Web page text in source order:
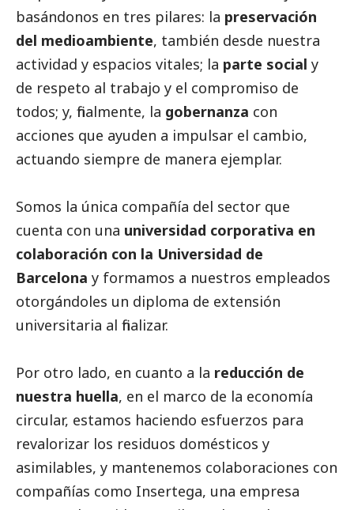
basándonos en tres pilares: la preservación
del medioambiente, también desde nuestra
actividad y espacios vitales; la parte social y
de respeto al trabajo y el compromiso de
todos; y, finalmente, la gobernanza con
acciones que ayuden a impulsar el cambio,
actuando siempre de manera ejemplar.
Somos la única compañía del sector que
cuenta con una universidad corporativa en
colaboración con la Universidad de
Barcelona y formamos a nuestros empleados
otorgándoles un diploma de extensión
universitaria al finalizar.
Por otro lado, en cuanto a la reducción de
nuestra huella, en el marco de la economía
circular, estamos haciendo esfuerzos para
revalorizar los residuos domésticos y
asimilables, y mantenemos colaboraciones con
compañías como Insertega, una empresa